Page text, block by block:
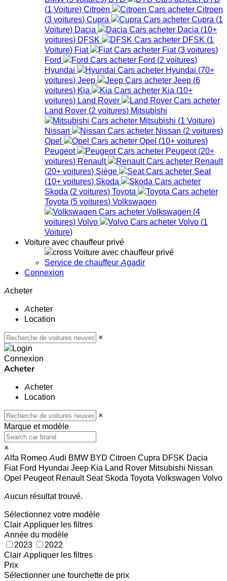
(1 Voiture) Citroën
Citroen
(3 voitures) Cupra Cupra (1
Voiture) Dacia Dacia (10+
voitures) DFSK DFSK (1
Voiture) Fiat Fiat (3 voitures)
Ford
Ford (2 voitures)
Hyundai
Hyundai (70+
voitures) Jeep Jeep (6
voitures) Kia Kia (10+
voitures) Land Rover
Land Rover (2 voitures) Mitsubishi
Mitsubishi (1 Voiture)
Nissan
Nissan (2 voitures)
Opel
Opel (10+ voitures)
Peugeot
Peugeot (20+
voitures) Renault
Renault
(20+ voitures) Siège
Seat
(10+ voitures) Skoda
Skoda (2 voitures) Toyota
Toyota (5 voitures) Volkswagen
Volkswagen (4
voitures) Volvo Volvo (1
Voiture)
Voiture avec chauffeur privé
Voiture avec chauffeur privé
Service de chauffeur Agadir
Connexion
Acheter
Acheter
Location
×
Connexion
Acheter
Acheter
Location
×
Marque et modèle
×
Alfa RomeoAudi BMW BYD Citroen Cupra DFSK Dacia
Fiat Ford Hyundai Jeep Kia Land Rover Mitsubishi Nissan
Opel Peugeot Renault Seat Skoda Toyota Volkswagen Volvo
Aucun résultat trouvé.
Sélectionnez votre modèle
Clair Appliquer les filtres
Année du modèle
2023
2022
Clair Appliquer les filtres
Prix
Sélectionner une fourchette de prix